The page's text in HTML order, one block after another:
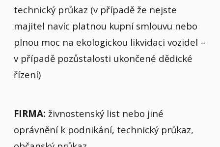
technický průkaz (v případě že nejste
majitel navíc platnou kupní smlouvu nebo
plnou moc na ekologickou likvidaci vozidel –
v případě pozůstalosti ukončené dědické
řízení)
FIRMA: živnostenský list nebo jiné
oprávnění k podnikání, technický průkaz,